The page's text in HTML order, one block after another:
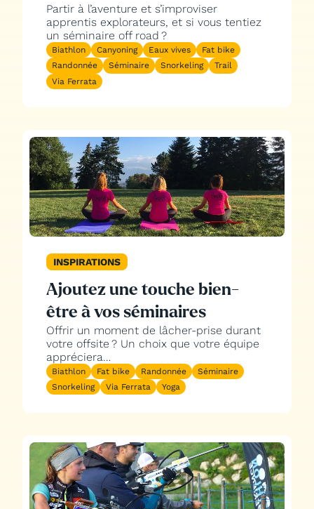
Partir à l’aventure et s’improviser
apprentis explorateurs, et si vous tentiez
un séminaire off road ?
Biathlon Canyoning Eaux vives
Fat bike
Randonnée
Séminaire Snorkeling
Trail
Via Ferrata
INSPIRATIONS
Ajoutez une touche bien-
être à vos séminaires
Offrir un moment de lâcher-prise durant
votre offsite ? Un choix que votre équipe
appréciera…
Biathlon Fat bike Randonnée
Séminaire
Snorkeling
Via Ferrata Yoga